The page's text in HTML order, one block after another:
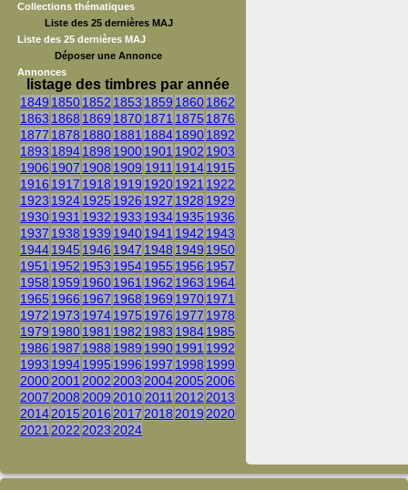
Collections thématiques
Liste des 25 dernières MAJ
Liste des 25 dernières MAJ
Déposer une Annonce
Annonces
listage des timbres par année
1849 18501852 1853 1859 18601862
1863 1868 1869 18701871 1875 1876
1877 1878 18801881 188418901892
1893 18941898 19001901 1902 1903
1906 1907 1908 1909 1911 19141915
1916 1917 1918 1919 19201921 1922
1923 19241925 1926 1927 1928 1929
19301931 1932 1933 19341935 1936
1937 1938 1939 19401941 1942 1943
19441945 1946 1947 1948 1949 1950
1951 1952 1953 19541955 1956 1957
1958 1959 19601961 1962 1963 1964
1965 1966 1967 1968 1969 19701971
1972 1973 19741975 1976 1977 1978
1979 19801981 1982 1983 19841985
1986 1987 1988 1989 19901991 1992
1993 19941995 1996 1997 1998 1999
2000200120022003200420052006
2007200820092010201120122013
2014201520162017201820192020
2021202220232024